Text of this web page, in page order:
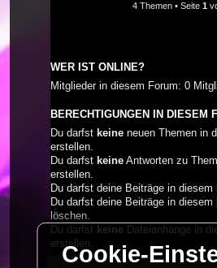
4 Themen • Seite 1
WER IST ONLINE?
Mitglieder in diesem Forum: 0
BERECHTIGUNGEN IN DIESEM
Du darfst keine neuen Themen in
erstellen.
Du darfst keine Antworten zu
erstellen.
Du darfst deine Beiträge in diesem
Du darfst deine Beiträge in diesem
löschen.
Du darfst keine Dateianhänge in
erstellen.
Cookie-